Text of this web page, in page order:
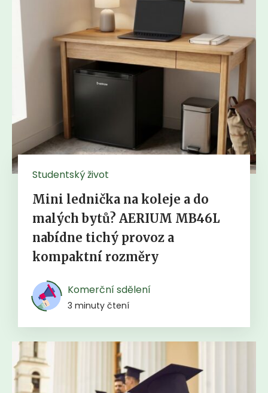
Studentský život
Mini lednička na koleje a do
malých bytů? AERIUM MB46L
nabídne tichý provoz a
kompaktní rozměry
Komerční sdělení
3 minuty čtení